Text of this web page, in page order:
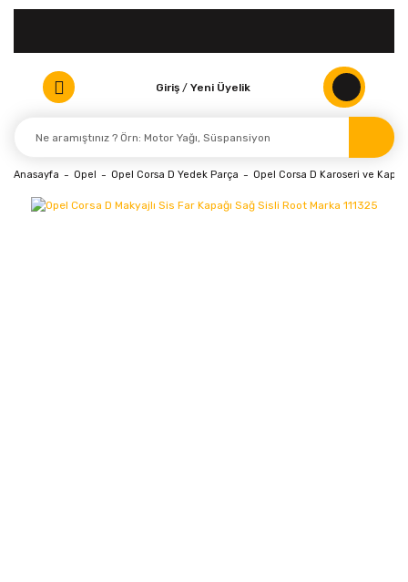
Giriş / Yeni Üyelik
Anasayfa Opel Opel Corsa D Yedek Parça Opel Corsa D Karoseri ve